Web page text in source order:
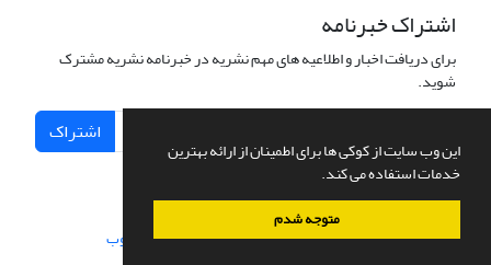
این وب سایت از کوکی ها برای اطمینان از ارائه بهترین
خدمات استفاده می کند.
متوجه شدم
اشتراک خبرنامه
برای دریافت اخبار و اطلاعیه های مهم نشریه در خبرنامه نشریه مشترک
شوید.
اشتراک
سامانه مدیریت نشریات علمی.طراحی و پیاده سازی از سیناوب